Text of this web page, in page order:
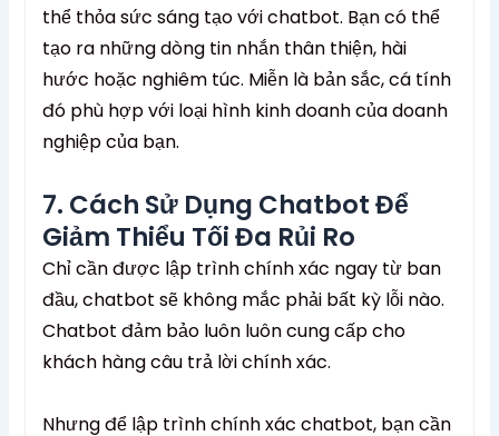
thể thỏa sức sáng tạo với chatbot. Bạn có thể
tạo ra những dòng tin nhắn thân thiện, hài
hước hoặc nghiêm túc. Miễn là bản sắc, cá tính
đó phù hợp với loại hình kinh doanh của doanh
nghiệp của bạn.
7. Cách Sử Dụng Chatbot Để
Giảm Thiểu Tối Đa Rủi Ro
Chỉ cần được lập trình chính xác ngay từ ban
đầu, chatbot sẽ không mắc phải bất kỳ lỗi nào.
Chatbot đảm bảo luôn luôn cung cấp cho
khách hàng câu trả lời chính xác.
Nhưng để lập trình chính xác chatbot, bạn cần